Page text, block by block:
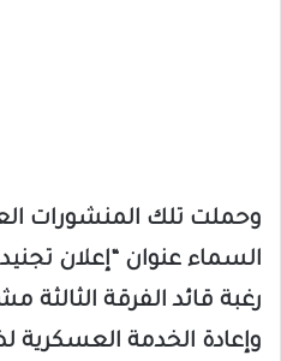
وحملت تلك المنشورات
السماء عنوان “إعلان
رغبة قائد الفرقة الثالثة
وإعادة الخدمة